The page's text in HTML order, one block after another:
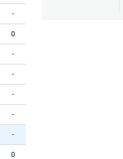
-
0
-
-
-
-
-
0